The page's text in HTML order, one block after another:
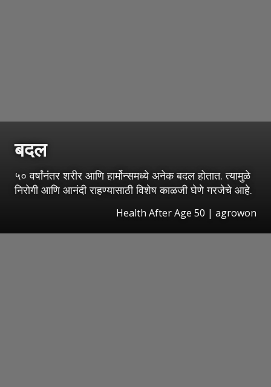
बदल
५० वर्षांनंतर शरीर आणि हार्मोन्समध्ये अनेक बदल होतात. त्यामुळे
निरोगी आणि आनंदी राहण्यासाठी विशेष काळजी घेणे गरजेचे आहे.
Health After Age 50 | agrowon